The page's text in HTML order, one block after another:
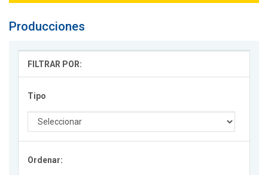
Producciones
FILTRAR POR:
Tipo
Ordenar: